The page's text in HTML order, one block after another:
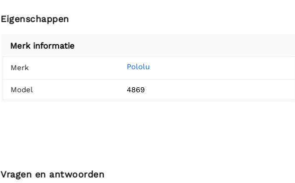
Eigenschappen
Merk informatie
Merk Pololu
Model 4869
Vragen en antwoorden